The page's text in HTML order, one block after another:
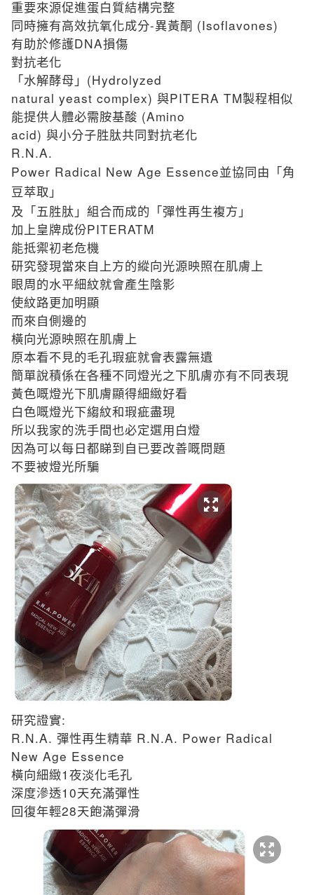
重要來源促進蛋白質結構完整
同時擁有高效抗氧化成分-異黃酮 (Isoflavones)
有助於修護DNA損傷
對抗老化
「水解酵母」 (Hydrolyzed
natural yeast complex) 與PITERA TM製程相似
能提供人體必需胺基酸 (Amino
acid) 與小分子胜肽共同對抗老化
R.N.A.
Power Radical New Age Essence並協同由「角
豆萃取」
及
「五胜肽」組合而成的「彈性再生複方」
加上皇牌成份PITERATM
能抵禦初老危機
研究發現當來自上方的縱向光源映照在肌膚上
眼周的水平細紋就會產生陰影
使紋路更加明顯
而來自側邊的
橫向光源映照在肌膚上
原本看不見的毛孔瑕疵就會表露無遺
簡單說積係在各種不同燈光之下肌膚亦有不同表現
黃色嘅燈光下肌膚顯得細緻好看
白色嘅燈光下縐紋和瑕疵盡現
所以我家的洗手間也必定選用白燈
因為可以每日都睇到自已要改善嘅問題
不要被燈光所騙
研究證實:
R.N.A. 彈性再生精華 R.N.A. Power Radical
New Age Essence
橫向細緻1 夜淡化毛孔
深度滲透10天充滿彈性
回復年輕28天飽滿彈滑